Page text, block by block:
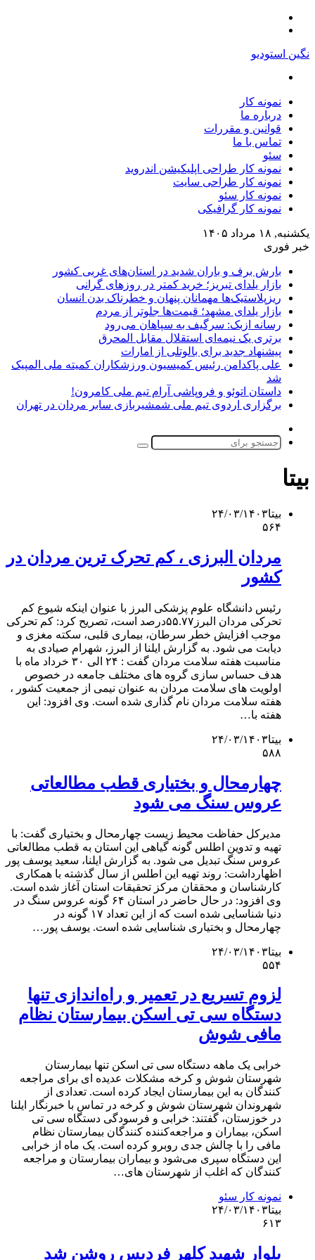
نگین استودیو
نمونه کار
درباره ما
قوانین و مقررات
تماس با ما
سئو
نمونه کار طراحی اپلیکیشن اندروید
نمونه کار طراحی سایت
نمونه کار سئو
نمونه کار گرافیکی
یکشنبه, ۱۸ مرداد ۱۴۰۵
خبر فوری
بارش برف و باران شدید در استان‌های غربی کشور
بازار یلدای تبریز؛ خرید کمتر در روزهای گرانی
ریزپلاستیک‌ها مهمانان پنهان و خطرناک بدن انسان
بازار یلدای مشهد؛ قیمت‌ها جلوتر از مردم
رسانه ازبک: سرگیف به سپاهان می‌رود
برتری یک نیمه‌ای استقلال مقابل المحرق
پیشنهاد جدید برای بالوتلی از امارات
علی پاکدامن رئیس کمیسیون ورزشکاران کمیته ملی المپیک
شد
داستان اتوئو و فروپاشی آرام تیم ملی کامرون!
برگزاری اردوی تیم ملی شمشیربازی سابر مردان در تهران
پوسته
جستجو
بیتا
بیتا۲۴/۰۳/۱۴۰۳
۵۶۴
مردان البرزی ، کم تحرک ترین مردان در
کشور
رئیس دانشگاه علوم پزشکی البرز با عنوان اینکه شیوع کم
تحرکی مردان البرز۵۵.۷۷درصد است، تصریح کرد: کم تحرکی
موجب افزایش خطر سرطان، بیماری قلبی، سکته مغزی و
دیابت می شود. به گزارش ایلنا از البرز، شهرام صیادی به
مناسبت هفته سلامت مردان گفت : ۲۴ الی ۳۰ خرداد ماه با
هدف حساس سازی گروه های مختلف جامعه در خصوص
اولویت های سلامت مردان به عنوان نیمی از جمعیت کشور ،
هفته سلامت مردان نام گذاری شده است. وی افزود: این
هفته با…
بیتا۲۴/۰۳/۱۴۰۳
۵۸۸
چهارمحال و بختیاری قطب مطالعاتی
عروس سنگ می شود
مدیرکل حفاظت محیط زیست چهارمحال و بختیاری گفت: با
تهیه و تدوین اطلس گونه گیاهی این استان به قطب مطالعاتی
عروس سنگ تبدیل می شود. به گزارش ایلنا، سعید یوسف پور
اظهارداشت: روند تهیه این اطلس از سال‌ گذشته با همکاری
کارشناسان و محققان مرکز تحقیقات استان آغاز شده است.
وی افزود: در حال حاضر در استان ۶۴ گونه عروس سنگ در
دنیا شناسایی شده است که از این تعداد ۱۷ گونه در
چهارمحال و بختیاری شناسایی شده است. یوسف پور…
بیتا۲۴/۰۳/۱۴۰۳
۵۵۴
لزوم تسریع در تعمیر و راه‌اندازی تنها
دستگاه سی‌ تی‌ اسکن بیمارستان نظام
مافی شوش
خرابی یک ماهه دستگاه سی تی اسکن تنها بیمارستان
شهرستان شوش و کرخه مشکلات عدیده ای برای مراجعه
کنندگان به این بیمارستان ایجاد کرده است. تعدادی از
شهروندان شهرستان شوش و کرخه در تماس با خبرنگار ایلنا
در خوزستان، گفتند: خرابی و فرسودگی دستگاه‌ سی تی
اسکن، بیماران و مراجعه‌کننده کنندگان بیمارستان نظام
مافی را با چالش جدی روبرو کرده است. یک ماه از خرابی
این دستگاه سپری می‌شود و بیماران بیمارستان و مراجعه
کنندگان که اغلب از شهرستان های…
نمونه کار سئو
بیتا۲۴/۰۳/۱۴۰۳
۶۱۳
بلوار شهید کلهر فردیس روشن شد